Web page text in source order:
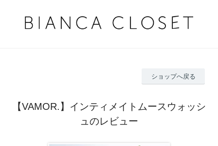
ショップへ戻る
【VAMOR.】インティメイトムースウォッシ
ュのレビュー